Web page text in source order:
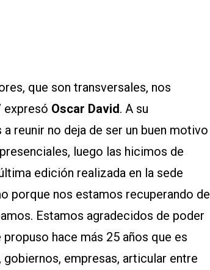
que son transversales, nos
expresó Oscar David. A su
reunir no deja de ser un buen motivo
luego las hicimos de
edición realizada en la sede
porque nos estamos recuperando de
Estamos agradecidos de poder
hace más 25 años que es
empresas, articular entre